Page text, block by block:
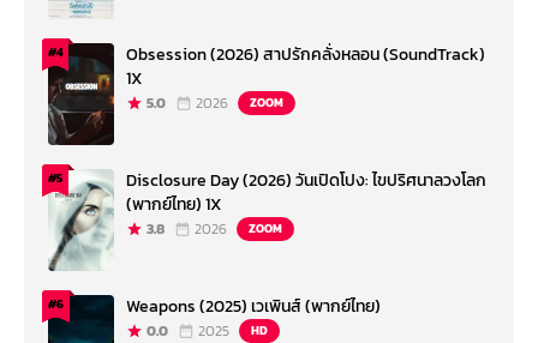
#4
Obsession (2026) สาปรักคลั่งหลอน (SoundTrack)
1X
5.0 2026 ZOOM
#5
Disclosure Day (2026) วันเปิดโปง: ไขปริศนาลวงโลก
(พากย์ไทย) 1X
3.8 2026 ZOOM
#6 Weapons (2025) เวเพินส์ (พากย์ไทย)
0.0 2025 HD